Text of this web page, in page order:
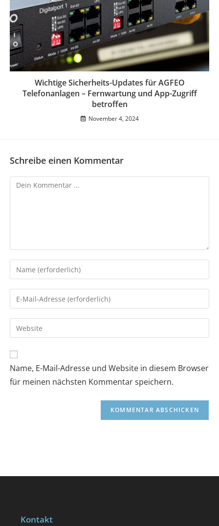
Wichtige Sicherheits-Updates für AGFEO
Telefonanlagen – Fernwartung und App-Zugriff
betroffen
November 4, 2024
Schreibe einen Kommentar
Name, E-Mail-Adresse und Website in diesem Browser
für meinen nächsten Kommentar speichern.
Kontakt